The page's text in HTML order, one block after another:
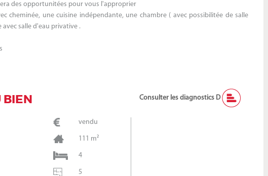
des opportunitées pour vous l'approprier
cheminée, une cuisine indépendante, une chambre ( avec possibilitée de salle
salle d'eau privative .
BIEN Consulter les diagnostics D
vendu
111 m²
4
5